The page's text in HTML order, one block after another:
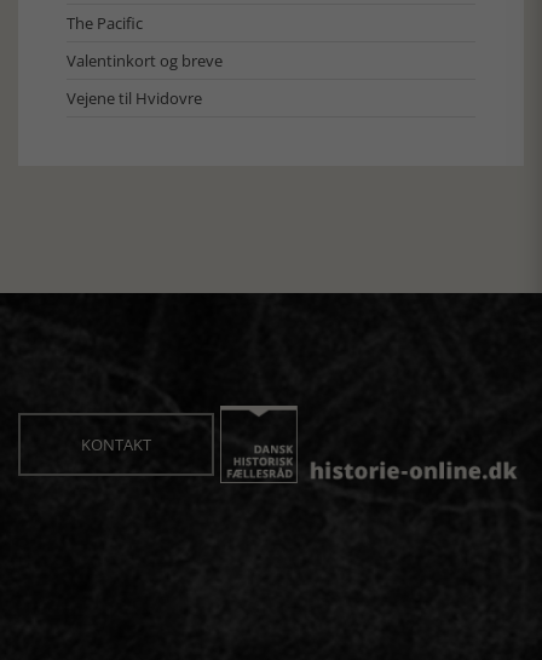
The Pacific
Valentinkort og breve
Vejene til Hvidovre
KONTAKT